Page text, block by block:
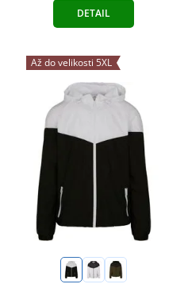
DETAIL
Až do velikosti 5XL